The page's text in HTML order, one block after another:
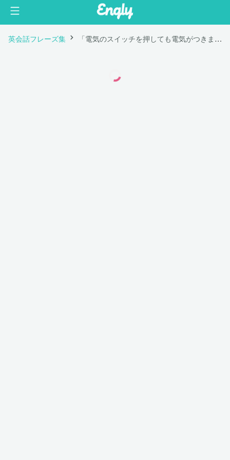
英会話フレーズ集 「電気のスイッチを押しても電気がつきません。」は英語で "The light switch doesn't turn on the light."